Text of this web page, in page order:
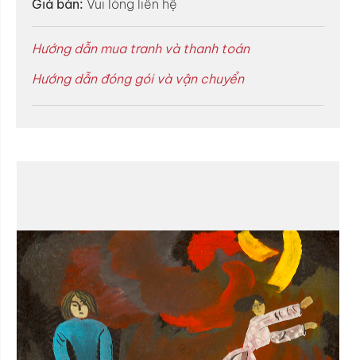
Giá bán: Vui lòng liên hệ
Hướng dẫn mua tranh và thanh toán
Hướng dẫn đóng gói và vận chuyển